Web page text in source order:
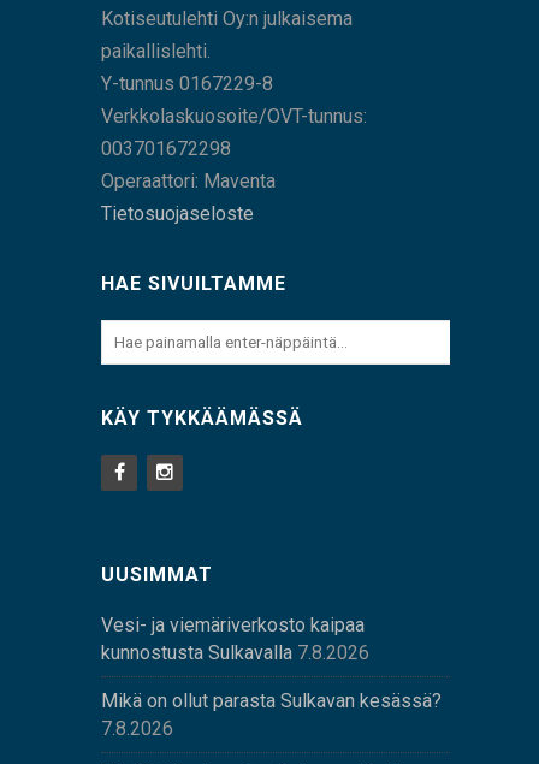
Kotiseutulehti Oy:n julkaisema
paikallislehti.
Y-tunnus 0167229-8
Verkkolaskuosoite/OVT-tunnus:
003701672298
Operaattori: Maventa
Tietosuojaseloste
HAE SIVUILTAMME
KÄY TYKKÄÄMÄSSÄ
UUSIMMAT
Vesi- ja viemäriverkosto kaipaa
kunnostusta Sulkavalla 7.8.2026
Mikä on ollut parasta Sulkavan kesässä?
7.8.2026